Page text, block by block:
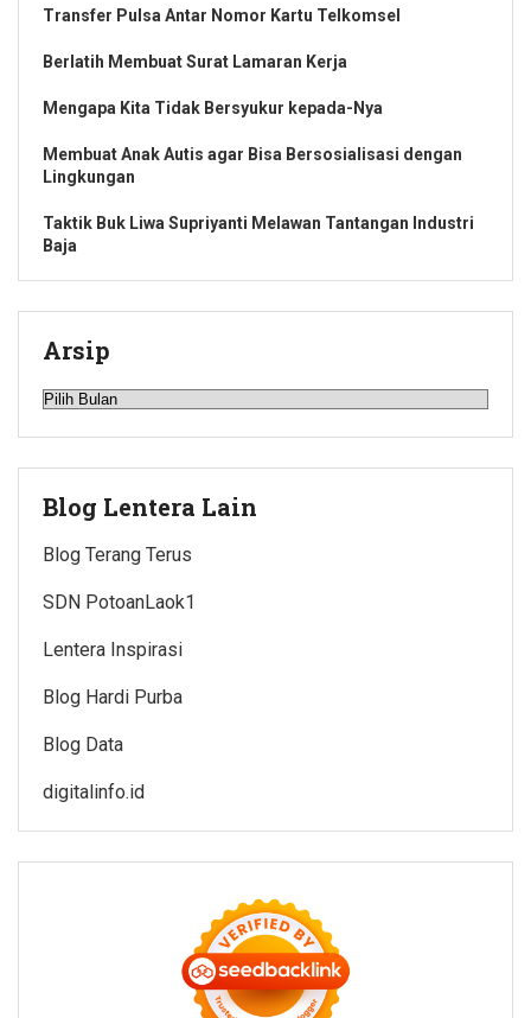
Transfer Pulsa Antar Nomor Kartu Telkomsel
Berlatih Membuat Surat Lamaran Kerja
Mengapa Kita Tidak Bersyukur kepada-Nya
Membuat Anak Autis agar Bisa Bersosialisasi dengan
Lingkungan
Taktik Buk Liwa Supriyanti Melawan Tantangan Industri
Baja
Arsip
Arsip
Blog Lentera Lain
Blog Terang Terus
SDN PotoanLaok1
Lentera Inspirasi
Blog Hardi Purba
Blog Data
digitalinfo.id